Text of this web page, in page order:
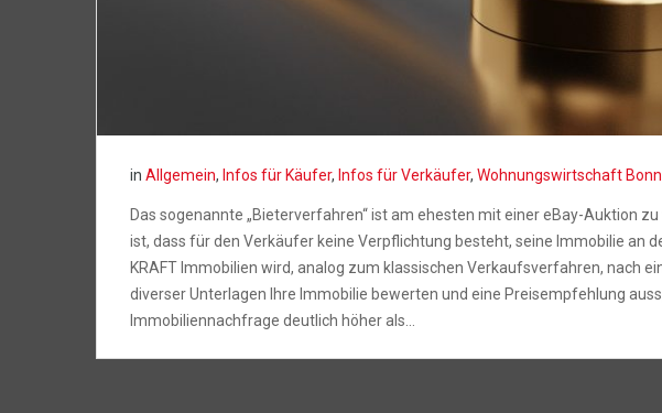
in Allgemein, Infos für Käufer, Infos für Verkäufer, Wohnungswirtschaft
Das sogenannte „Bieterverfahren“ ist am ehesten mit einer eBay-Auktion
ist, dass für den Verkäufer keine Verpflichtung besteht, seine Immobilie an
KRAFT Immobilien wird, analog zum klassischen Verkaufsverfahren, nach
diverser Unterlagen Ihre Immobilie bewerten und eine Preisempfehlung
Immobiliennachfrage deutlich höher als…